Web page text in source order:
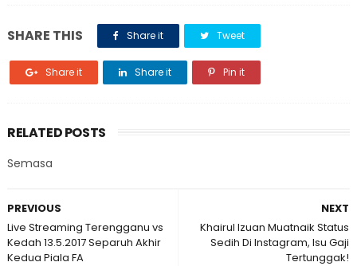
SHARE THIS Share it Tweet
Share it Share it Pin it
RELATED POSTS
Semasa
NEXT
Khairul Izuan Muatnaik Status
Sedih Di Instagram, Isu Gaji
Tertunggak!
PREVIOUS
Live Streaming Terengganu vs
Kedah 13.5.2017 Separuh Akhir
Kedua Piala FA